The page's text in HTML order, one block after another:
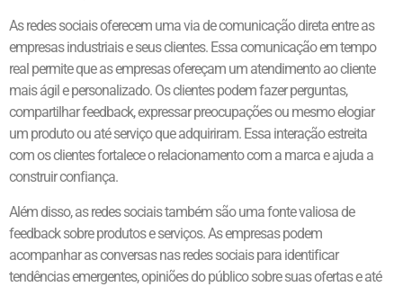
As redes sociais oferecem uma via de comunicação direta entre as
empresas industriais e seus clientes. Essa comunicação em tempo
real permite que as empresas ofereçam um atendimento ao cliente
mais ágil e personalizado. Os clientes podem fazer perguntas,
compartilhar feedback, expressar preocupações ou mesmo elogiar
um produto ou até serviço que adquiriram. Essa interação estreita
com os clientes fortalece o relacionamento com a marca e ajuda a
construir confiança.
Além disso, as redes sociais também são uma fonte valiosa de
feedback sobre produtos e serviços. As empresas podem
acompanhar as conversas nas redes sociais para identificar
tendências emergentes, opiniões do público sobre suas ofertas e até